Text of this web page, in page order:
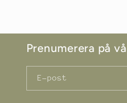
Prenumerera på
E-post